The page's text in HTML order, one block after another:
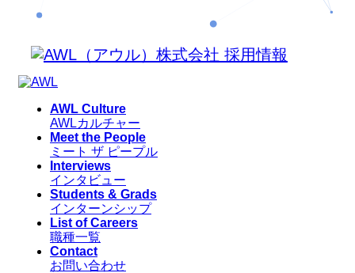
AWL Culture
AWLカルチャー
Meet the People
ミート ザ ピープル
Interviews
インタビュー
Students & Grads
インターンシップ
List of Careers
職種一覧
Contact
お問い合わせ